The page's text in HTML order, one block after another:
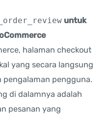
untuk
halaman checkout
yang secara langsung
pengalaman pengguna.
di dalamnya adalah
pesanan yang